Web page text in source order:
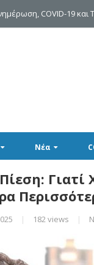
COVID-19 και
Νέα
Γιατί
| 182 views |